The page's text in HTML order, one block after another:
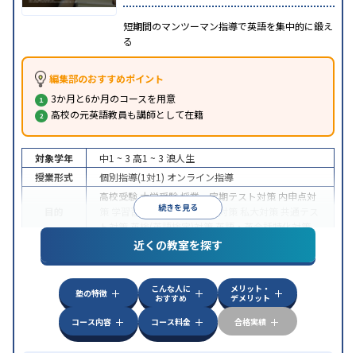
短期間のマンツーマン指導で英語を集中的に鍛え
る
編集部のおすすめポイント
3か月と6か月のコースを用意
高校の元英語教員も講師として在籍
続きを見る
対象学年 中1 ~ 3 高1 ~ 3 浪人生
授業形式
個別指導(1対1) オンライン指導
高校受験大学受験授業・定期テスト対策 内申点対
学習習慣の定着国公立大対策
ト対策英検(英語検定)対策英語・英会話特化対策
特徴
中高一貫校生に対応授業の振替可能
学習にPC・タブレットを利用オンライン対応1
科目から受講可能
近くの教室を探す
塾の特徴
こんな人に
おすすめ
メリット・
デメリット
コース内容
コース料金 合格実績